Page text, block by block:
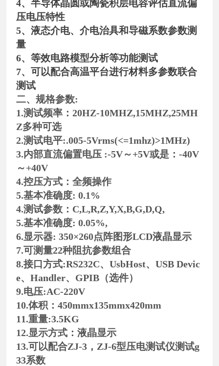
4、半导体晶圆或陶瓷积层电容评估直流偏
压电压特性
5、液态介电、介电治具和导磁系数参数测
量
6、等效电路模型分析等功能测试
7、可以配合高温平台进行材料多参数联合
测试
二、规格参数:
1.测试频率：20HZ-10MHZ,15MHZ,25MH
Z多种可选
2.测试电平:.005-5Vrms(<=1mhz)>1MHz)
3.内部直流偏置电压 :-5V～+5V或是：-40V
～+40V
4.控压方式：全频操作
5.基本准确度: 0.1%
4.测试参数：C,L,R,Z,Y,X,B,G,D,Q,
5.基本准确度: 0.05%,
6.显示器: 350×260点阵图形LCD液晶显示
7.可测量22种阻抗参数组合
8.接口方式:RS232C、UsbHost、USB Devic
e、Handler、GPIB（选件）
9.电压:AC-220V
10.体积：450mmx135mmx420mm
11.重量:3.5KG
12.显示方式：液晶显示
13.可以配合ZJ-3，ZJ-6型压电测试仪测试g
33系数